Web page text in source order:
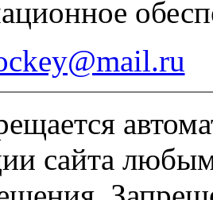
сайта